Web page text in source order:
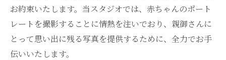
お約束いたします。当スタジオでは、赤ちゃんのポート
レートを撮影することに情熱を注いでおり、親御さんに
とって思い出に残る写真を提供するために、全力でお手
伝いいたします。